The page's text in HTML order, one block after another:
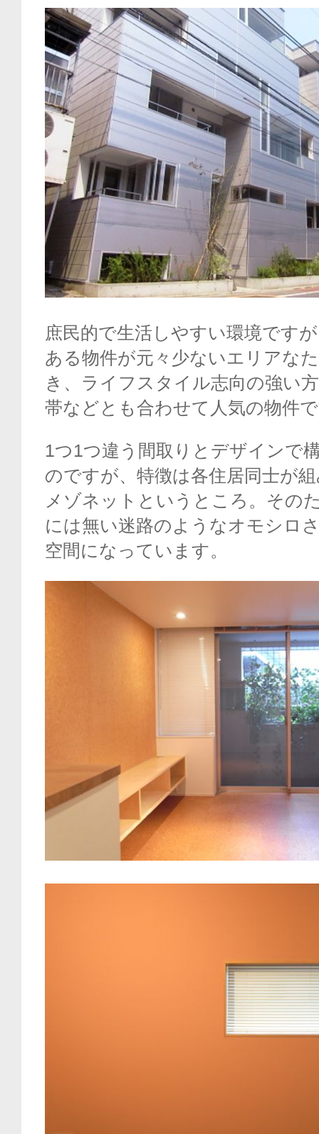
庶民的で生活しやすい環境です
ある物件が元々少ないエリアな
き、ライフスタイル志向の強い
帯などとも合わせて人気の物件
1つ1つ違う間取りとデザインで
のですが、特徴は各住居同士が
メゾネットというところ。その
には無い迷路のようなオモシロ
空間になっています。